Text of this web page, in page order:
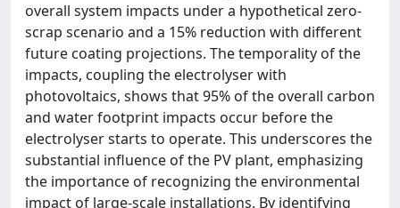
overall system impacts under a hypothetical zero-
scrap scenario and a 15% reduction with different
future coating projections. The temporality of the
impacts, coupling the electrolyser with
photovoltaics, shows that 95% of the overall carbon
and water footprint impacts occur before the
electrolyser starts to operate. This underscores the
substantial influence of the PV plant, emphasizing
the importance of recognizing the environmental
impact of large-scale installations. By identifying